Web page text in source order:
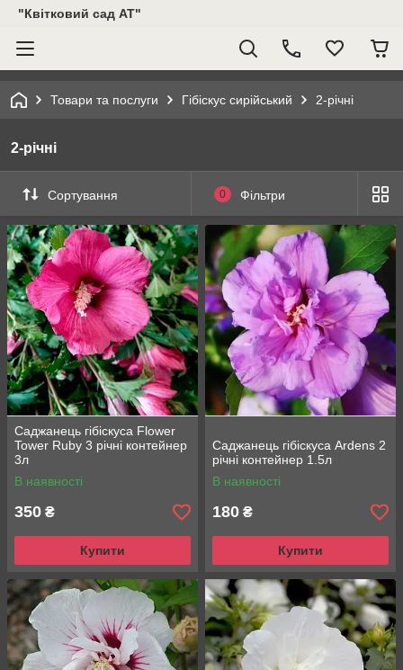
"Квітковий сад АТ"
Товари та послуги Гібіскус сирійський 2-річні
2-річні
Сортування 0 Фільтри
Саджанець гібіскуса Flower
Tower Ruby 3 річні контейнер
3л
В наявності
350 ₴
Купити
Саджанець гібіскуса Ardens 2
річні контейнер 1.5л
В наявності
180 ₴
Купити